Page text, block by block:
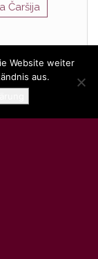
Čaršija
Head Blog
Website weiter
aus.